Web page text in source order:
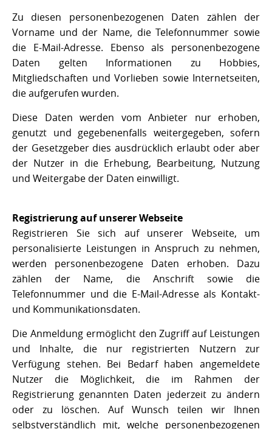
Zu diesen personenbezogenen Daten zählen der
Vorname und der Name, die Telefonnummer sowie
die E-Mail-Adresse. Ebenso als personenbezogene
Daten gelten Informationen zu Hobbies,
Mitgliedschaften und Vorlieben sowie Internetseiten,
die aufgerufen wurden.
Diese Daten werden vom Anbieter nur erhoben,
genutzt und gegebenenfalls weitergegeben, sofern
der Gesetzgeber dies ausdrücklich erlaubt oder aber
der Nutzer in die Erhebung, Bearbeitung, Nutzung
und Weitergabe der Daten einwilligt.
Registrierung auf unserer Webseite
Registrieren Sie sich auf unserer Webseite, um
personalisierte Leistungen in Anspruch zu nehmen,
werden personenbezogene Daten erhoben. Dazu
zählen der Name, die Anschrift sowie die
Telefonnummer und die E-Mail-Adresse als Kontakt-
und Kommunikationsdaten.
Die Anmeldung ermöglicht den Zugriff auf Leistungen
und Inhalte, die nur registrierten Nutzern zur
Verfügung stehen. Bei Bedarf haben angemeldete
Nutzer die Möglichkeit, die im Rahmen der
Registrierung genannten Daten jederzeit zu ändern
oder zu löschen. Auf Wunsch teilen wir Ihnen
selbstverständlich mit, welche personenbezogenen